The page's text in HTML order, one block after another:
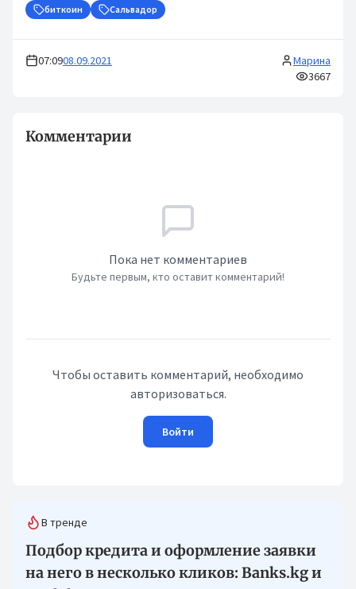
биткоин Сальвадор
07:0908.09.2021
Марина
3667
Комментарии
Пока нет комментариев
Будьте первым, кто оставит комментарий!
Чтобы оставить комментарий, необходимо
авторизоваться.
Войти
В тренде
Подбор кредита и оформление заявки
на него в несколько кликов: Banks.kg и